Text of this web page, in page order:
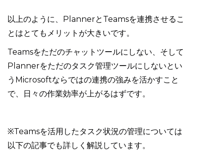
以上のように、PlannerとTeamsを連携させるこ
とはとてもメリットが大きいです。
Teamsをただのチャットツールにしない、そして
Plannerをただのタスク管理ツールにしないとい
うMicrosoftならではの連携の強みを活かすこと
で、日々の作業効率が上がるはずです。
※Teamsを活用したタスク状況の管理については
以下の記事でも詳しく解説しています。